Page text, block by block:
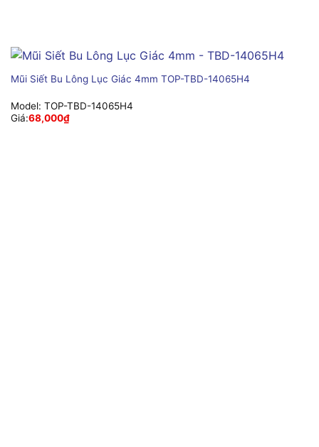
Mũi Siết Bu Lông Lục Giác 4mm TOP-TBD-14065H4
Model: TOP-TBD-14065H4
Giá:68,000₫